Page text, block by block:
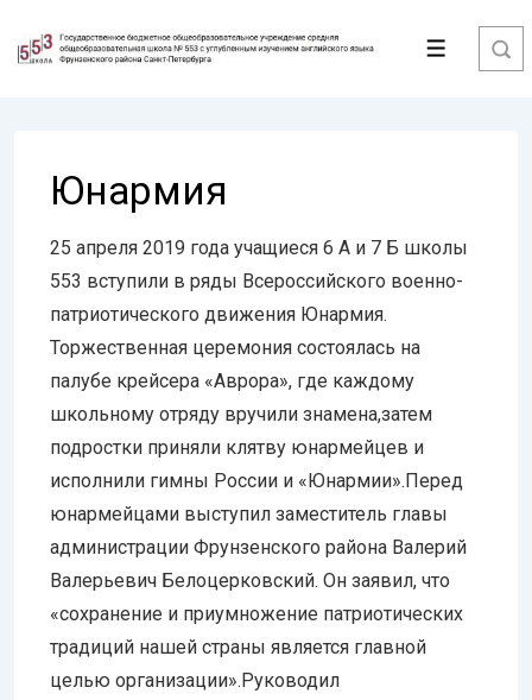
Перейти
Меню
Юнармия
25 апреля 2019 года учащиеся 6 А и 7 Б школы
553 вступили в ряды Всероссийского военно-
патриотического движения Юнармия.
Торжественная церемония состоялась на
палубе крейсера «Аврора», где каждому
школьному отряду вручили знамена,затем
подростки приняли клятву юнармейцев и
исполнили гимны России и «Юнармии».Перед
юнармейцами выступил заместитель главы
администрации Фрунзенского района Валерий
Валерьевич Белоцерковский. Он заявил, что
«сохранение и приумножение патриотических
традиций нашей страны является главной
целью организации».Руководил